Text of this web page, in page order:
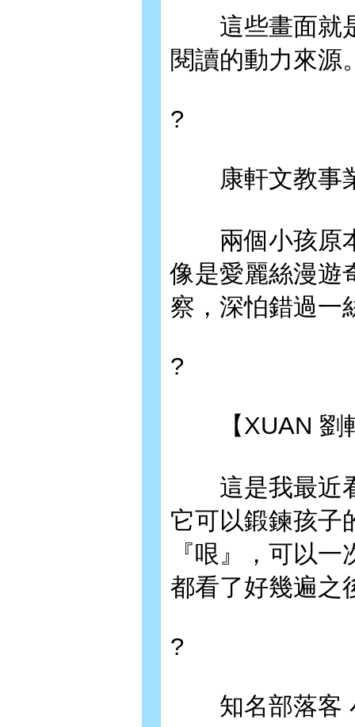
這些畫面就是
閱讀的動力來源
?
康軒文教事
兩個小孩原本
像是愛麗絲漫遊
察，深怕錯過一
?
【XUAN 劉
這是我最近看
它可以鍛鍊孩子
『哏』，可以
都看了好幾遍之
?
知名部落客